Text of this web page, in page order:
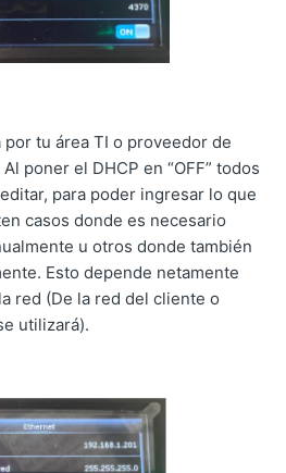
por tu área TI o proveedor de
Al poner el DHCP en “OFF” todos
para poder ingresar lo que
casos donde es necesario
u otros donde también
Esto depende netamente
red (De la red del cliente o
utilizará).